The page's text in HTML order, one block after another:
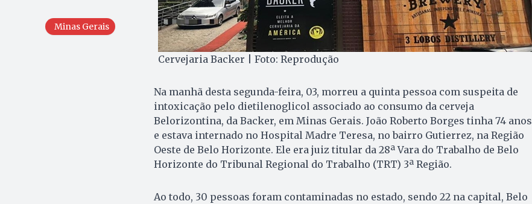
Minas Gerais
Cervejaria Backer | Foto: Reprodução
Na manhã desta segunda-feira, 03, morreu a quinta pessoa com suspeita de
intoxicação pelo dietilenoglicol associado ao consumo da cerveja
Belorizontina, da Backer, em Minas Gerais. João Roberto Borges tinha 74 anos
e estava internado no Hospital Madre Teresa, no bairro Gutierrez, na Região
Oeste de Belo Horizonte. Ele era juiz titular da 28ª Vara do Trabalho de Belo
Horizonte do Tribunal Regional do Trabalho (TRT) 3ª Região.
Ao todo, 30 pessoas foram contaminadas no estado, sendo 22 na capital, Belo